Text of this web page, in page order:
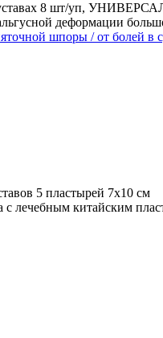
8 шт/уп,
деформации
шпоры / от болей в
5 пластырей 7х10 см
с лечебным китайским